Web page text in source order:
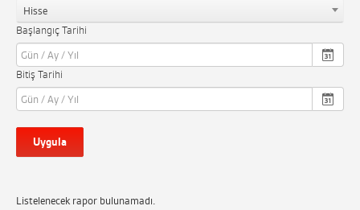
Hisse
Başlangıç Tarihi
Bitiş Tarihi
Uygula
Listelenecek rapor bulunamadı.